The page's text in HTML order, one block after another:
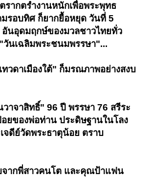
รากตรำงานหนักเพื่อพระพุทธ
รอบทิศ ก็ยากยื้อหยุด วันที่ 5
นอุดมฤกษ์ของมวลชาวไทยทั่ว
วันเฉลิมพระชนมพรรษา"...
วดาเมืองใต้" ก็มรณภาพอย่างสงบ
าจาสิทธิ์" 96 ปี พรรษา 76 สรีระ
อยของพ่อท่าน ประดิษฐานในโลง
จดีย์วัดพระธาตุน้อย ตราบ
จากพี่สาวคนโต และคุณป้าแฟน